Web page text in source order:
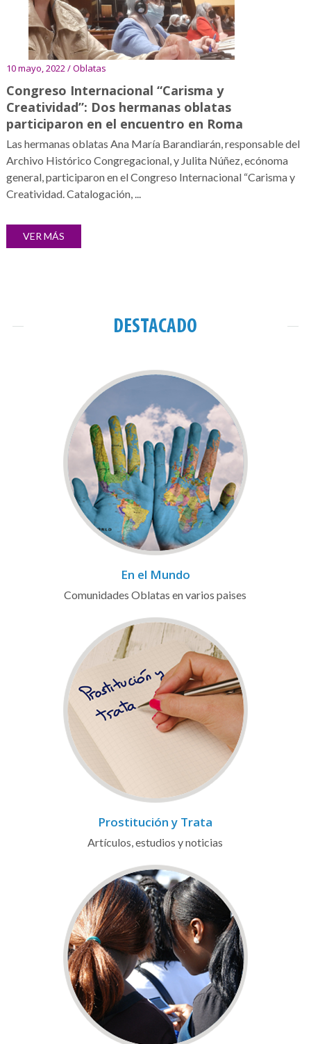
10 mayo, 2022 / Oblatas
Congreso Internacional “Carisma y
Creatividad”: Dos hermanas oblatas
participaron en el encuentro en Roma
Las hermanas oblatas Ana María Barandiarán, responsable del
Archivo Histórico Congregacional, y Julita Núñez, ecónoma
general, participaron en el Congreso Internacional “Carisma y
Creatividad. Catalogación, ...
VER MÁS
DESTACADO
En el Mundo
Comunidades Oblatas en varios paises
Prostitución y Trata
Artículos, estudios y noticias